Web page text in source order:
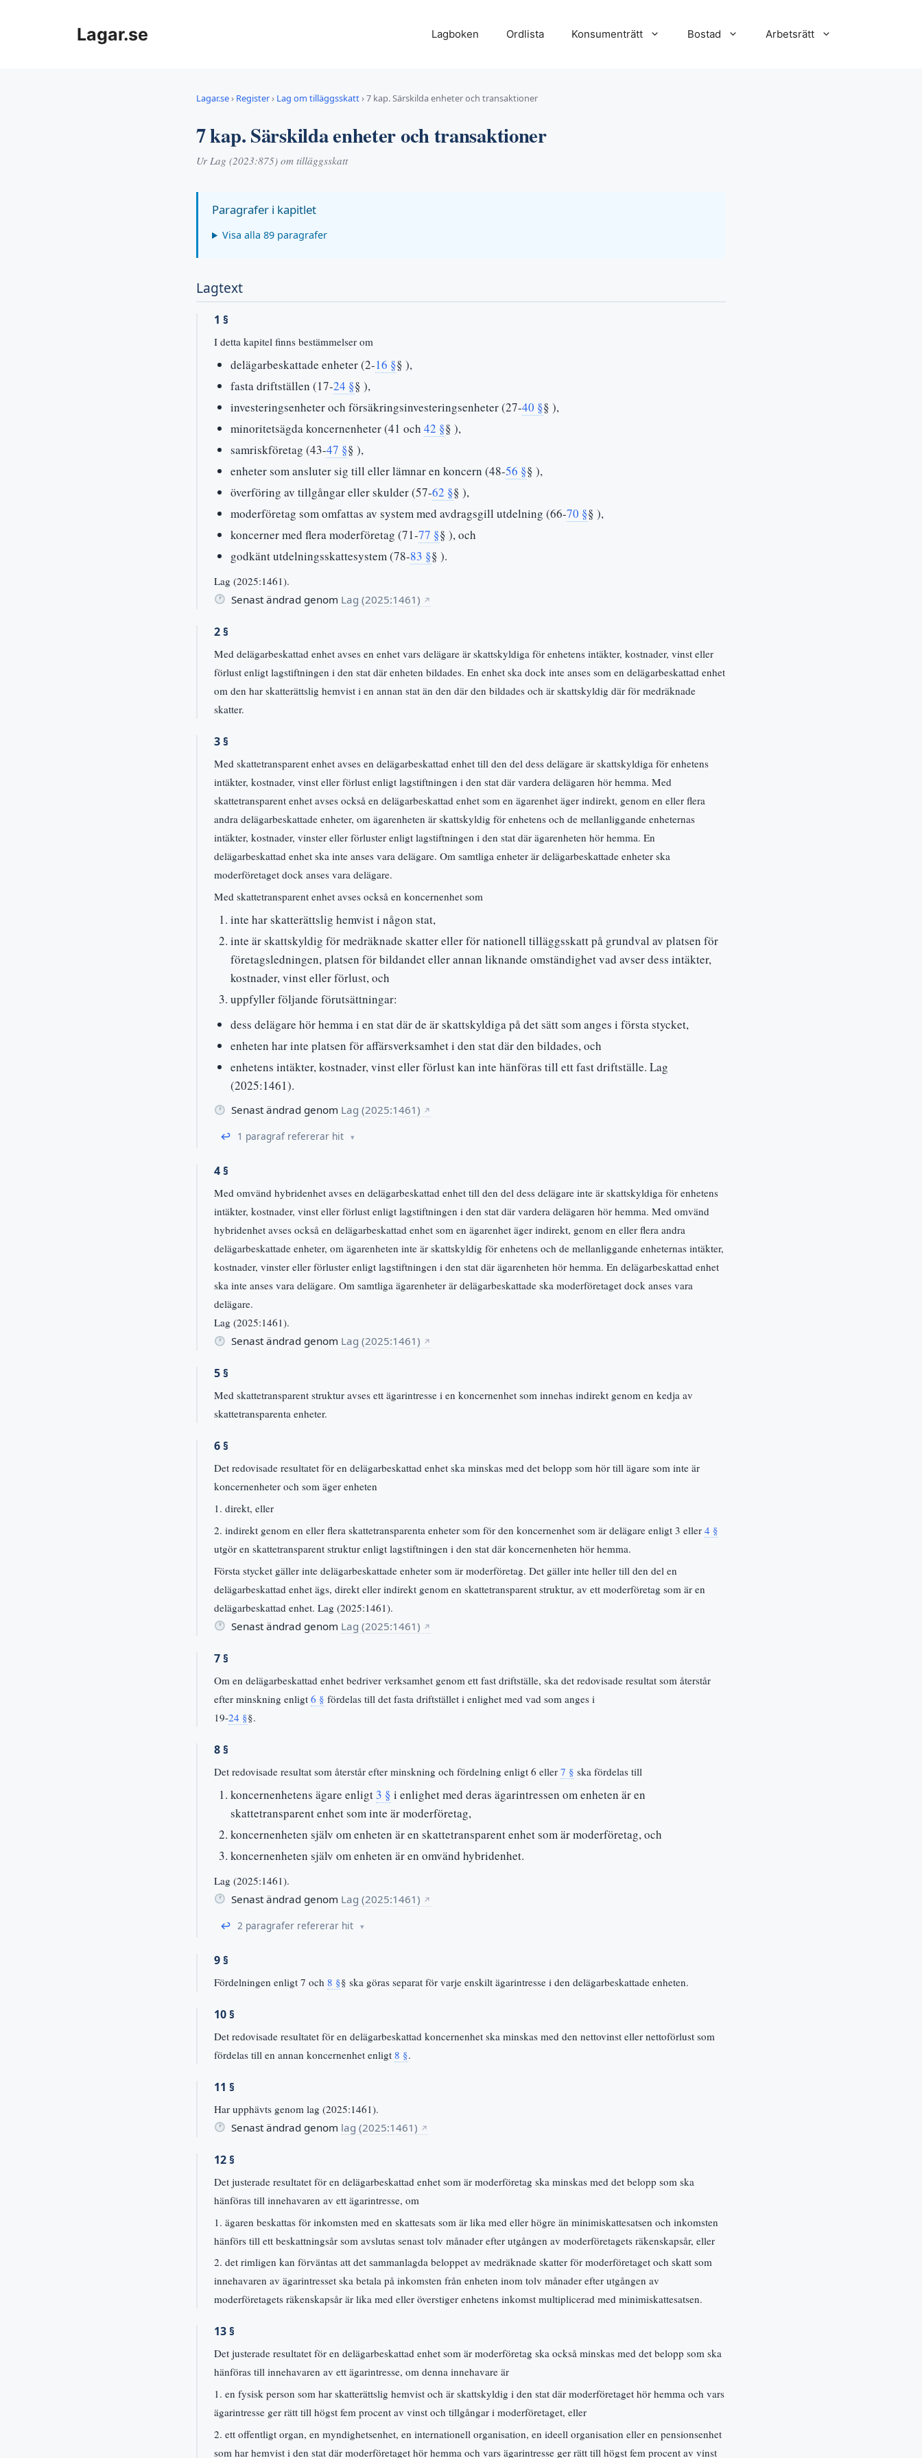
Lagar.se Lagboken Ordlista Konsumenträtt Bostad Arbetsrätt
Lagar.se› Register› Lag om tilläggsskatt›7 kap. Särskilda enheter och transaktioner
7 kap. Särskilda enheter och transaktioner
Ur Lag (2023:875) om tilläggsskatt
Paragrafer i kapitlet
Visa alla 89 paragrafer
Lagtext
1 §
I detta kapitel finns bestämmelser om
delägarbeskattade enheter (2-16 §§ ),
fasta driftställen (17-24 §§ ),
investeringsenheter och försäkringsinvesteringsenheter (27-40 §§ ),
minoritetsägda koncernenheter (41 och 42 §§ ),
samriskföretag (43-47 §§ ),
enheter som ansluter sig till eller lämnar en koncern (48-56 §§ ),
överföring av tillgångar eller skulder (57-62 §§ ),
moderföretag som omfattas av system med avdragsgill utdelning (66-70 §§ ),
koncerner med flera moderföretag (71-77 §§ ), och
godkänt utdelningsskattesystem (78-83 §§ ).
Lag (2025:1461).
Senast ändrad genom Lag (2025:1461) ↗
2 §
Med delägarbeskattad enhet avses en enhet vars delägare är skattskyldiga för enhetens intäkter, kostnader, vinst eller
förlust enligt lagstiftningen i den stat där enheten bildades. En enhet ska dock inte anses som en delägarbeskattad enhet
om den har skatterättslig hemvist i en annan stat än den där den bildades och är skattskyldig där för medräknade
skatter.
3 §
Med skattetransparent enhet avses en delägarbeskattad enhet till den del dess delägare är skattskyldiga för enhetens
intäkter, kostnader, vinst eller förlust enligt lagstiftningen i den stat där vardera delägaren hör hemma. Med
skattetransparent enhet avses också en delägarbeskattad enhet som en ägarenhet äger indirekt, genom en eller flera
andra delägarbeskattade enheter, om ägarenheten är skattskyldig för enhetens och de mellanliggande enheternas
intäkter, kostnader, vinster eller förluster enligt lagstiftningen i den stat där ägarenheten hör hemma. En
delägarbeskattad enhet ska inte anses vara delägare. Om samtliga enheter är delägarbeskattade enheter ska
moderföretaget dock anses vara delägare.
Med skattetransparent enhet avses också en koncernenhet som
inte har skatterättslig hemvist i någon stat,
inte är skattskyldig för medräknade skatter eller för nationell tilläggsskatt på grundval av platsen för
företagsledningen, platsen för bildandet eller annan liknande omständighet vad avser dess intäkter,
kostnader, vinst eller förlust, och
uppfyller följande förutsättningar:
dess delägare hör hemma i en stat där de är skattskyldiga på det sätt som anges i första stycket,
enheten har inte platsen för affärsverksamhet i den stat där den bildades, och
enhetens intäkter, kostnader, vinst eller förlust kan inte hänföras till ett fast driftställe. Lag
(2025:1461).
Senast ändrad genom Lag (2025:1461) ↗
↩ 1 paragraf refererar hit
4 §
Med omvänd hybridenhet avses en delägarbeskattad enhet till den del dess delägare inte är skattskyldiga för enhetens
intäkter, kostnader, vinst eller förlust enligt lagstiftningen i den stat där vardera delägaren hör hemma. Med omvänd
hybridenhet avses också en delägarbeskattad enhet som en ägarenhet äger indirekt, genom en eller flera andra
delägarbeskattade enheter, om ägarenheten inte är skattskyldig för enhetens och de mellanliggande enheternas intäkter,
kostnader, vinster eller förluster enligt lagstiftningen i den stat där ägarenheten hör hemma. En delägarbeskattad enhet
ska inte anses vara delägare. Om samtliga ägarenheter är delägarbeskattade ska moderföretaget dock anses vara
delägare.
Lag (2025:1461).
Senast ändrad genom Lag (2025:1461) ↗
5 §
Med skattetransparent struktur avses ett ägarintresse i en koncernenhet som innehas indirekt genom en kedja av
skattetransparenta enheter.
6 §
Det redovisade resultatet för en delägarbeskattad enhet ska minskas med det belopp som hör till ägare som inte är
koncernenheter och som äger enheten
1. direkt, eller
2. indirekt genom en eller flera skattetransparenta enheter som för den koncernenhet som är delägare enligt 3 eller 4 §
utgör en skattetransparent struktur enligt lagstiftningen i den stat där koncernenheten hör hemma.
Första stycket gäller inte delägarbeskattade enheter som är moderföretag. Det gäller inte heller till den del en
delägarbeskattad enhet ägs, direkt eller indirekt genom en skattetransparent struktur, av ett moderföretag som är en
delägarbeskattad enhet. Lag (2025:1461).
Senast ändrad genom Lag (2025:1461) ↗
7 §
Om en delägarbeskattad enhet bedriver verksamhet genom ett fast driftställe, ska det redovisade resultat som återstår
efter minskning enligt 6 § fördelas till det fasta driftstället i enlighet med vad som anges i
19-24 §§.
8 §
Det redovisade resultat som återstår efter minskning och fördelning enligt 6 eller 7 § ska fördelas till
koncernenhetens ägare enligt 3 § i enlighet med deras ägarintressen om enheten är en
skattetransparent enhet som inte är moderföretag,
koncernenheten själv om enheten är en skattetransparent enhet som är moderföretag, och
koncernenheten själv om enheten är en omvänd hybridenhet.
Lag (2025:1461).
Senast ändrad genom Lag (2025:1461) ↗
↩ 2 paragrafer refererar hit
9 §
Fördelningen enligt 7 och 8 §§ ska göras separat för varje enskilt ägarintresse i den delägarbeskattade enheten.
10 §
Det redovisade resultatet för en delägarbeskattad koncernenhet ska minskas med den nettovinst eller nettoförlust som
fördelas till en annan koncernenhet enligt 8 §.
11 §
Har upphävts genom lag (2025:1461).
Senast ändrad genom lag (2025:1461) ↗
12 §
Det justerade resultatet för en delägarbeskattad enhet som är moderföretag ska minskas med det belopp som ska
hänföras till innehavaren av ett ägarintresse, om
1. ägaren beskattas för inkomsten med en skattesats som är lika med eller högre än minimiskattesatsen och inkomsten
hänförs till ett beskattningsår som avslutas senast tolv månader efter utgången av moderföretagets räkenskapsår, eller
2. det rimligen kan förväntas att det sammanlagda beloppet av medräknade skatter för moderföretaget och skatt som
innehavaren av ägarintresset ska betala på inkomsten från enheten inom tolv månader efter utgången av
moderföretagets räkenskapsår är lika med eller överstiger enhetens inkomst multiplicerad med minimiskattesatsen.
13 §
Det justerade resultatet för en delägarbeskattad enhet som är moderföretag ska också minskas med det belopp som ska
hänföras till innehavaren av ett ägarintresse, om denna innehavare är
1. en fysisk person som har skatterättslig hemvist och är skattskyldig i den stat där moderföretaget hör hemma och vars
ägarintresse ger rätt till högst fem procent av vinst och tillgångar i moderföretaget, eller
2. ett offentligt organ, en myndighetsenhet, en internationell organisation, en ideell organisation eller en pensionsenhet
som har hemvist i den stat där moderföretaget hör hemma och vars ägarintresse ger rätt till högst fem procent av vinst